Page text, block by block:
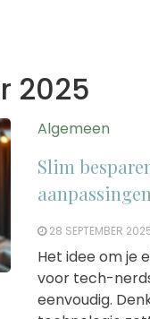
2025
Algemeen
Slim
aanpassingen
28 SEPTEMBER
Het idee om je
voor tech-
eenvoudig.